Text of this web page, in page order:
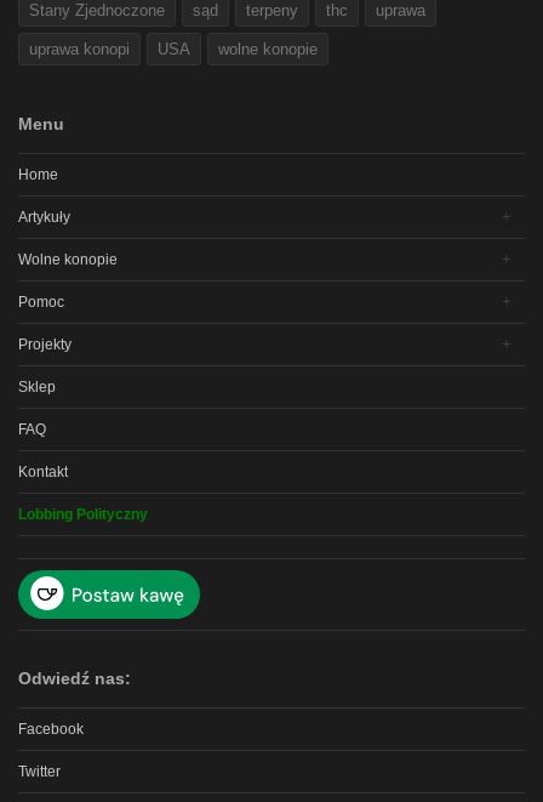
Stany Zjednoczone sąd terpeny thc uprawa
uprawa konopi USA wolne konopie
Menu
Home
Artykuły
Wolne konopie
Pomoc
Projekty
Sklep
FAQ
Kontakt
Lobbing Polityczny
Odwiedź nas:
Facebook
Twitter